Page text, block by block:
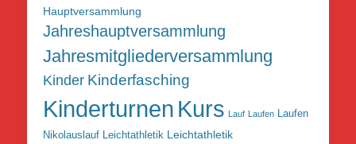
Hauptversammlung
Jahreshauptversammlung
Jahresmitgliederversammlung
Kinder Kinderfasching
Kinderturnen Kurs Lauf Laufen
Laufen
Nikolauslauf Leichtathletik Leichtathletik